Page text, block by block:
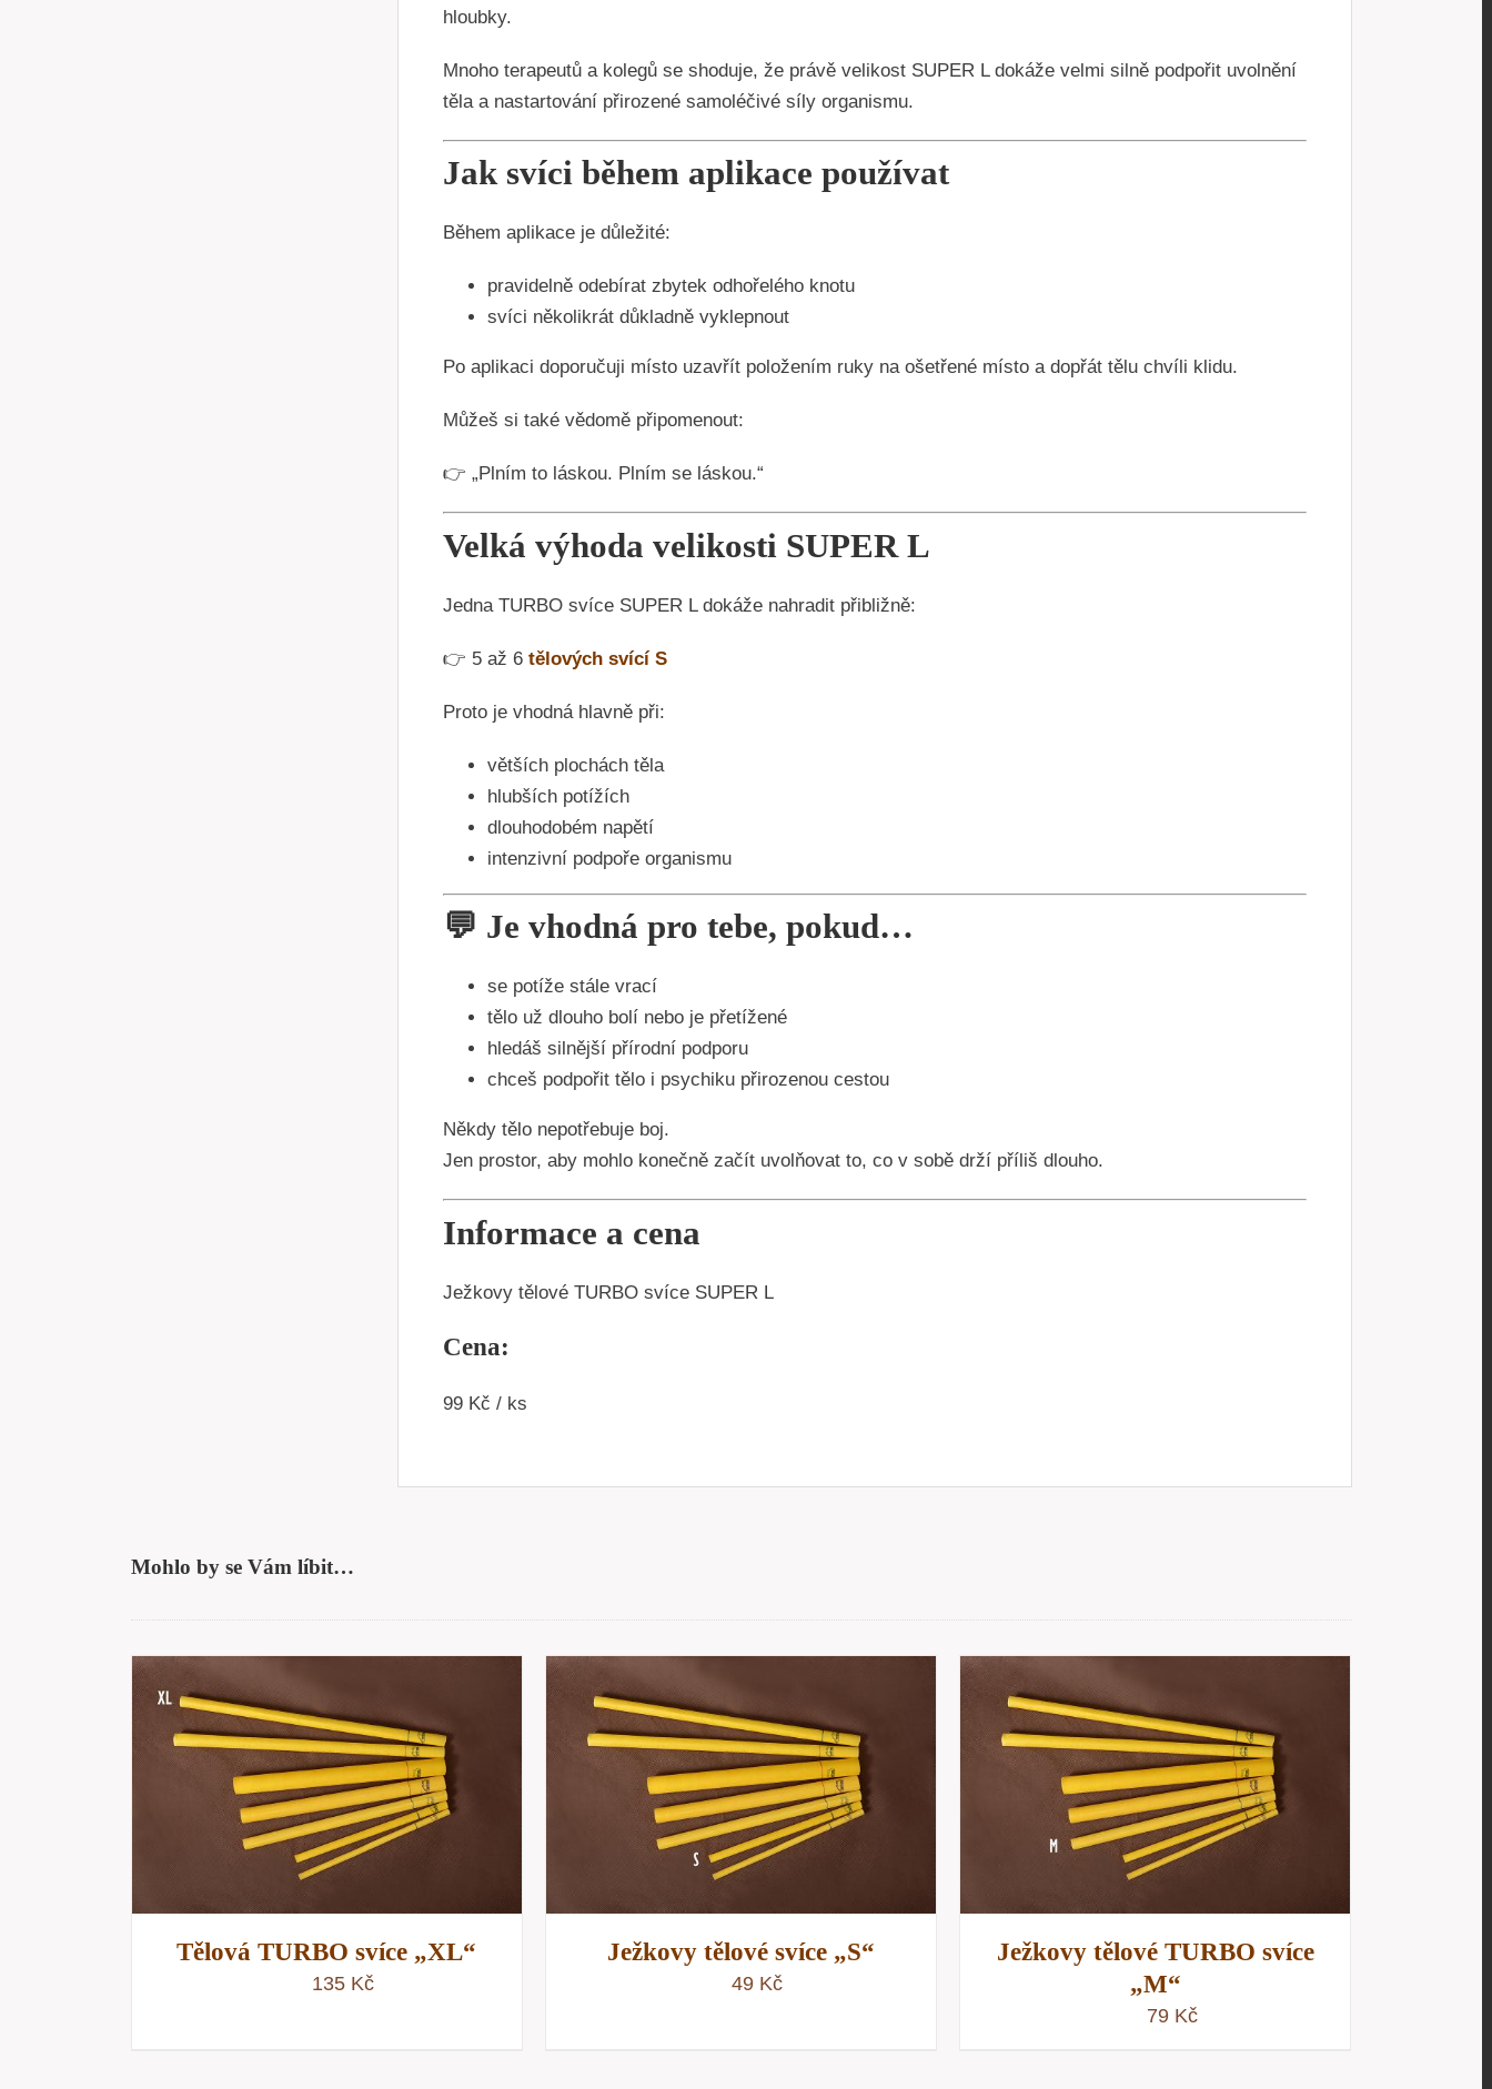
hloubky.
Mnoho terapeutů a kolegů se shoduje, že právě velikost SUPER L dokáže velmi silně podpořit uvolnění
těla a nastartování přirozené samoléčivé síly organismu.
Jak svíci během aplikace používat
Během aplikace je důležité:
pravidelně odebírat zbytek odhořelého knotu
svíci několikrát důkladně vyklepnout
Po aplikaci doporučuji místo uzavřít položením ruky na ošetřené místo a dopřát tělu chvíli klidu.
Můžeš si také vědomě připomenout:
👉 „Plním to láskou. Plním se láskou.“
Velká výhoda velikosti SUPER L
Jedna TURBO svíce SUPER L dokáže nahradit přibližně:
👉 5 až 6 tělových svící S
Proto je vhodná hlavně při:
větších plochách těla
hlubších potížích
dlouhodobém napětí
intenzivní podpoře organismu
💬 Je vhodná pro tebe, pokud…
se potíže stále vrací
tělo už dlouho bolí nebo je přetížené
hledáš silnější přírodní podporu
chceš podpořit tělo i psychiku přirozenou cestou
Někdy tělo nepotřebuje boj.
Jen prostor, aby mohlo konečně začít uvolňovat to, co v sobě drží příliš dlouho.
Informace a cena
Ježkovy tělové TURBO svíce SUPER L
Cena:
99 Kč / ks
Mohlo by se Vám líbit…
Tělová TURBO svíce „XL“
135 Kč
PŘIDAT DO KOŠÍKU /
RYCHLÝ
NÁHLED
Ježkovy tělové svíce „S“
49 Kč
PŘIDAT DO KOŠÍKU /
RYCHLÝ
NÁHLED
Ježkovy tělové TURBO svíce
„M“
79 Kč